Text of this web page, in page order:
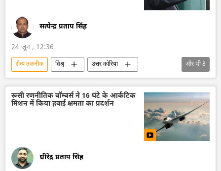
सत्येन्द्र प्रताप सिंह
24 जून , 12:36
सैन्य तकनीक विश्व
उत्तर कोरिया
सैन्य प्रौद्योगिकी
जहाजी बेड़ा
किम जोंग उन
परमाणु हथियार
परमाणु पनडुब्बी
मिसाइल विध्वंसक युद्धपोत
और भी8
रूसी रणनीतिक बॉम्बर्स ने 16 घंटे के आर्कटिक
मिशन में किया हवाई क्षमता का प्रदर्शन
धीरेंद्र प्रताप सिंह